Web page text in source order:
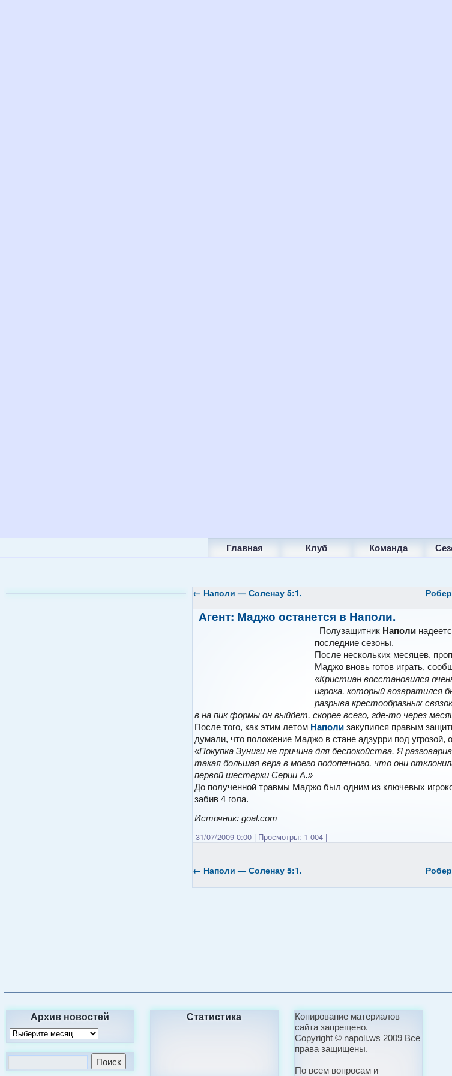
Главная Клуб Команда
← Наполи — Соленау 5:1.
Агент: Маджо останется в Наполи.
Полузащитник Наполи
последние сезоны.
После нескольких месяцев,
Маджо вновь готов играть,
«Кристиан восстановился
игрока, который возвратился
разрыва крестообразных
в на пик формы он выйдет, скорее всего, где-то через
После того, как этим летом Наполизакупился правым
думали, что положение Маджо в стане адзурри под угрозой,
«Покупка Зуниги не причина для беспокойства. Я
такая большая вера в моего подопечного, что они
первой шестерки Серии А.»
До полученной травмы Маджо был одним из ключевых
забив 4 гола.
Источник: goal.com
31/07/2009 0:00 | Просмотры: 1 004|
← Наполи — Соленау 5:1.
Архив новостей Статистика
Копирование материалов
сайта запрещено.
Copyright © napoli.ws 2009 Все
права защищены.
По всем вопросам и